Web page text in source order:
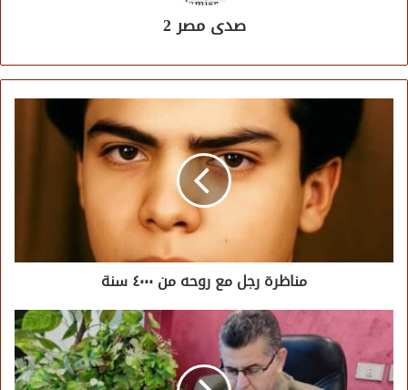
صدى مصر 2
مناظرة رجل مع روحه من ٤٠٠٠ سنة